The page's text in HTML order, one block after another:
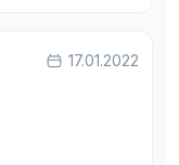
17.01.2022